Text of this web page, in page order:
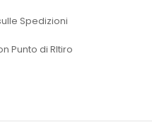
Spedizioni
Punto di RItiro